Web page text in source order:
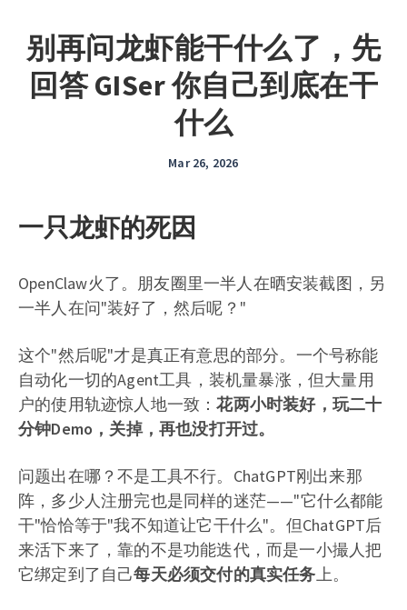
别再问龙虾能干什么了，先
回答 GISer 你自己到底在干
什么
Mar 26, 2026
一只龙虾的死因
OpenClaw火了。朋友圈里一半人在晒安装截图，另
一半人在问"装好了，然后呢？"
这个"然后呢"才是真正有意思的部分。一个号称能
自动化一切的Agent工具，装机量暴涨，但大量用
户的使用轨迹惊人地一致：花两小时装好，玩二十
分钟Demo，关掉，再也没打开过。
问题出在哪？不是工具不行。ChatGPT刚出来那
阵，多少人注册完也是同样的迷茫——"它什么都能
干"恰恰等于"我不知道让它干什么"。但ChatGPT后
来活下来了，靠的不是功能迭代，而是一小撮人把
它绑定到了自己每天必须交付的真实任务上。